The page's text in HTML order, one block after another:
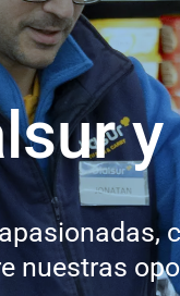
nuestras